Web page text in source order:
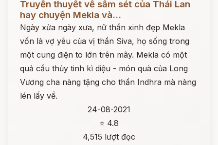
Truyền thuyết về sấm sét của Thái Lan
hay chuyện Mekla và...
Ngày xửa ngày xưa, nữ thần xinh đẹp Mekla
vốn là vợ yêu của vị thần Siva, họ sống trong
một cung điện to lớn trên mây. Mekla có một
quả cầu thủy tinh kì diệu - món quà của Long
Vương cha nàng tặng cho thần Indhra mà nàng
lén lấy về.
24-08-2021
⭐ 4.8
4,515 lượt đọc